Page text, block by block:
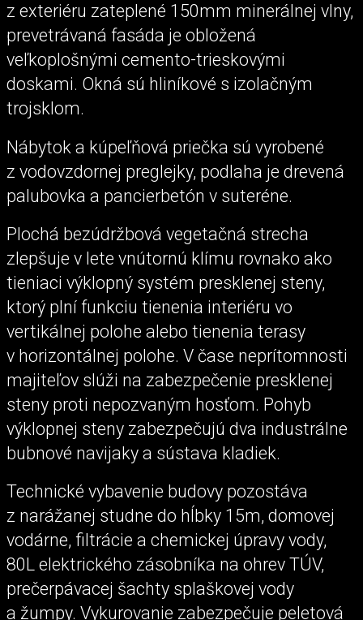
z exteriéru zateplené 150mm minerálnej vlny,
prevetrávaná fasáda je obložená
veľkoplošnými cemento-trieskovými
doskami. Okná sú hliníkové s izolačným
trojsklom.
Nábytok a kúpeľňová priečka sú vyrobené
z vodovzdornej preglejky, podlaha je drevená
palubovka a pancierbetón v suteréne.
Plochá bezúdržbová vegetačná strecha
zlepšuje v lete vnútornú klímu rovnako ako
tieniaci výklopný systém presklenej steny,
ktorý plní funkciu tienenia interiéru vo
vertikálnej polohe alebo tienenia terasy
v horizontálnej polohe. V čase neprítomnosti
majiteľov slúži na zabezpečenie presklenej
steny proti nepozvaným hosťom. Pohyb
výklopnej steny zabezpečujú dva industrálne
bubnové navijaky a sústava kladiek.
Technické vybavenie budovy pozostáva
z narážanej studne do hĺbky 15m, domovej
vodárne, filtrácie a chemickej úpravy vody,
80L elektrického zásobníka na ohrev TÚV,
prečerpávacej šachty splaškovej vody
a žumpy. Vykurovanie zabezpečuje peletová